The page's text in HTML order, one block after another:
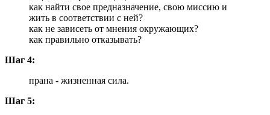
как найти свое предназначение, свою миссию и
жить в соответствии с ней?
как не зависеть от мнения окружающих?
как правильно отказывать?
Шаг 4:
прана - жизненная сила.
Шаг 5: